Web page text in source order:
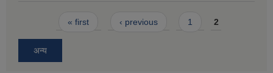
Pages« first ‹ previous 1 2
अन्य